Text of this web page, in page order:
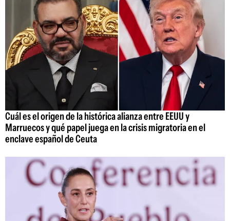
Cuál es el origen de la histórica alianza entre EEUU y
Marruecos y qué papel juega en la crisis migratoria en el
enclave español de Ceuta